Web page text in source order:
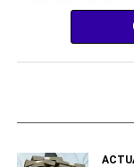
impecabil la